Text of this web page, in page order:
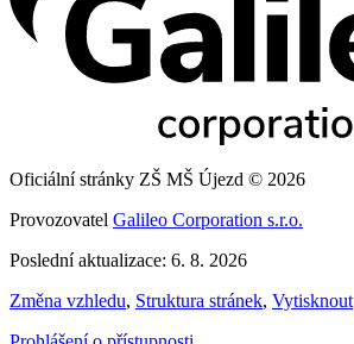
Oficiální stránky ZŠ MŠ Újezd © 2026
Provozovatel Galileo Corporation s.r.o.
Poslední aktualizace: 6. 8. 2026
Změna vzhledu, Struktura stránek, Vytisknout